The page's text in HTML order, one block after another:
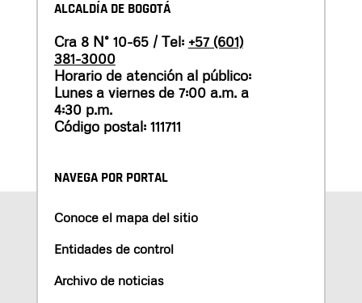
ALCALDÍA DE BOGOTÁ
Cra 8 N° 10-65 / Tel: +57 (601)
381-3000
Horario de atención al público:
Lunes a viernes de 7:00 a.m. a
4:30 p.m.
Código postal: 111711
NAVEGA POR PORTAL
Conoce el mapa del sitio
Entidades de control
Archivo de noticias